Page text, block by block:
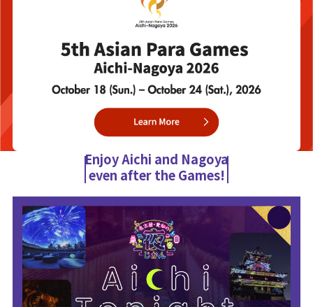
Enjoy Aichi and Nagoya
even after the Games!